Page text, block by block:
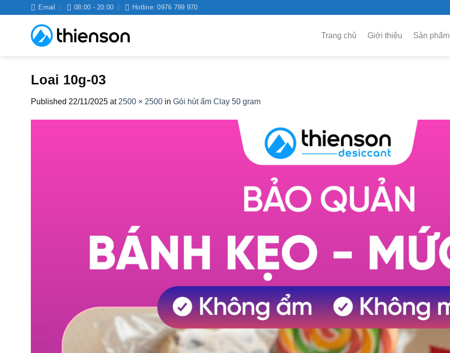
Email 08:00 - 20:00 Hotline: 0976 799 970
Trang chủ Giới thiệu Sản phẩm
Loai 10g-03
Published 22/11/2025 at 2500 × 2500 in Gói hút ẩm Clay 50 gram